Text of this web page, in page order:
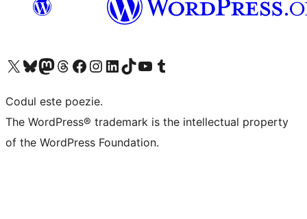
Mergi la contul nostru X (fost Twitter)
Vizitează contul nostru Bluesky
Vizitează contul nostru Mastodon
Vizitează contul nostru Threads
Vizitează pagina noastră Facebook
Vizitează-ne pe Instagram
Vizitează-ne pe LinkedIn
Vizitează contul nostru TikTok
Vizitează canalul nostru YouTube
Vizitează contul nostru Tumblr
Codul este poezie.
The WordPress® trademark is the intellectual property
of the WordPress Foundation.